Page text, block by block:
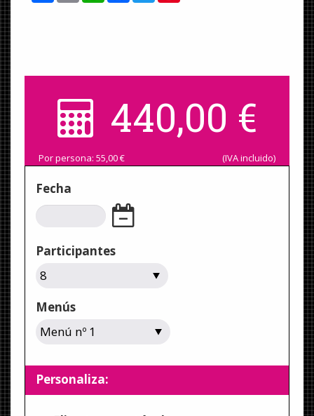
440,00 €
Por persona: 55,00€ (IVA incluido)
Fecha
Participantes
Menús
Personaliza: